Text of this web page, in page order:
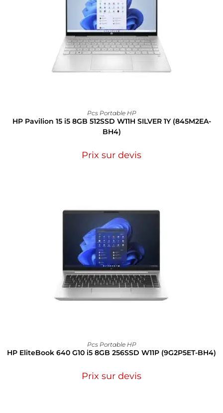
Pcs Portable HP
HP Pavilion 15 i5 8GB 512SSD W11H SILVER 1Y (845M2EA-
BH4)
Prix sur devis
Pcs Portable HP
HP EliteBook 640 G10 i5 8GB 256SSD W11P (9G2P5ET-BH4)
Prix sur devis